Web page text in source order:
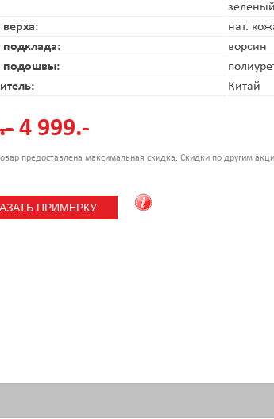
зеленый
нат.
ворсин
подошвы:
Китай
4 999.-
предоставлена максимальная скидка. Скидки по другим